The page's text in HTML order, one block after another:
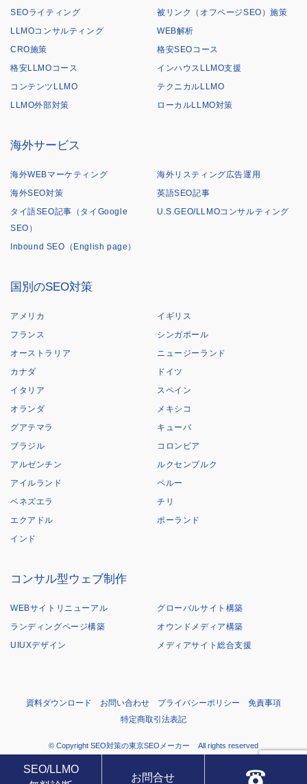
SEO/LLMO
お問合せ
SEOライティング
被リンク（オフページSEO）施策
LLMOコンサルティング
WEB解析
CRO施策
格安SEOコース
格安LLMOコース
インハウスLLMO支援
コンテンツLLMO
テクニカルLLMO
LLMO外部対策
ローカルLLMO対策
海外サービス
海外WEBマーケティング
海外リスティング広告運用
海外SEO対策
英語SEO記事
タイ語SEO記事（タイGoogle
SEO）
U.S.GEO/LLMOコンサルティング
Inbound SEO（English page）
国別のSEO対策
アメリカ
イギリス
フランス
シンガポール
オーストラリア
ニュージーランド
カナダ
ドイツ
イタリア
スペイン
オランダ
メキシコ
グアテマラ
キューバ
ブラジル
コロンビア
アルゼンチン
ルクセンブルク
アイルランド
ペルー
ベネズエラ
チリ
エクアドル
ポーランド
インド
コンサル型ウェブ制作
WEBサイトリニューアル
グローバルサイト構築
ランディングページ構築
オウンドメディア構築
UIUXデザイン
メディアサイト総合支援
資料ダウンロード お問い合わせ プライバシーポリシー
免責事項
特定商取引法表記
© Copyright SEO対策の東京SEOメーカー All rights reserved